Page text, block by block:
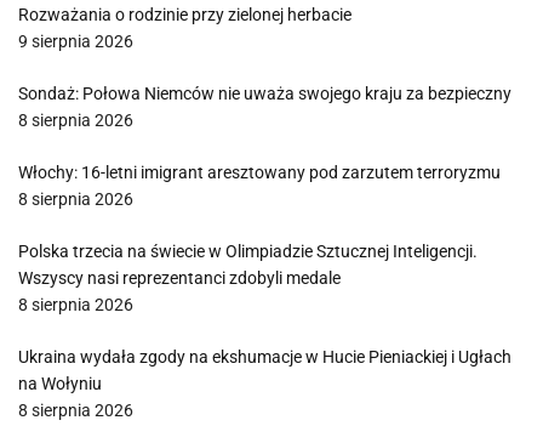
Rozważania o rodzinie przy zielonej herbacie
9 sierpnia 2026
Sondaż: Połowa Niemców nie uważa swojego kraju za bezpieczny
8 sierpnia 2026
Włochy: 16-letni imigrant aresztowany pod zarzutem terroryzmu
8 sierpnia 2026
Polska trzecia na świecie w Olimpiadzie Sztucznej Inteligencji.
Wszyscy nasi reprezentanci zdobyli medale
8 sierpnia 2026
Ukraina wydała zgody na ekshumacje w Hucie Pieniackiej i Ugłach
na Wołyniu
8 sierpnia 2026